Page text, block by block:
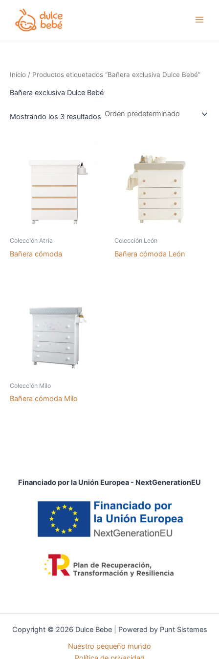
contenido
Inicio / Productos etiquetados “Bañera exclusiva Dulce Bebé”
Bañera exclusiva Dulce Bebé
Mostrando los 3 resultados
Colección Atria
Bañera cómoda
Colección León
Bañera cómoda León
Colección Milo
Bañera cómoda Milo
Financiado por la Unión Europea - NextGenerationEU
Copyright © 2026 Dulce Bebe | Powered by Punt Sistemes
Nuestro pequeño mundo